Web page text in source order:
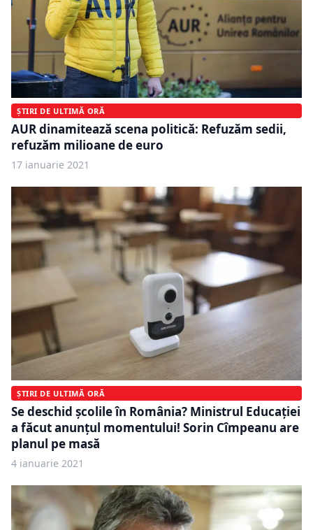
ȘTIRI DE ULTIMĂ ORĂ
AUR dinamitează scena politică: Refuzăm sedii,
refuzăm milioane de euro
17 ianuarie 2021
ȘTIRI DE ULTIMĂ ORĂ
Se deschid şcolile în România? Ministrul Educaţiei
a făcut anunţul momentului! Sorin Cîmpeanu are
planul pe masă
4 ianuarie 2021